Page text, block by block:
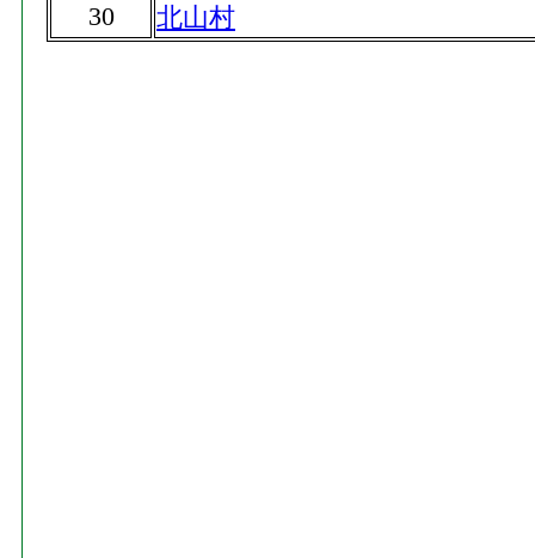
30
北山村